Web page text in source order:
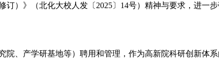
）》（北化大校人发〔2025〕14号）精神与要求，进一
、产学研基地等）聘用和管理，作为高新院科研创新体